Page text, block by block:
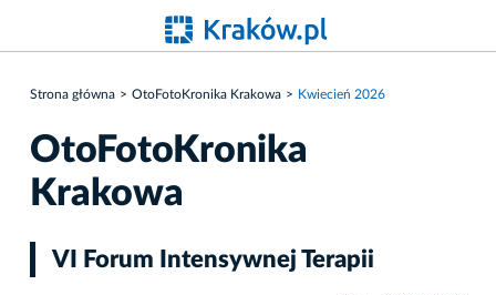
Strona główna OtoFotoKronika Krakowa Kwiecień 2026
OtoFotoKronika
Krakowa
VI Forum Intensywnej Terapii